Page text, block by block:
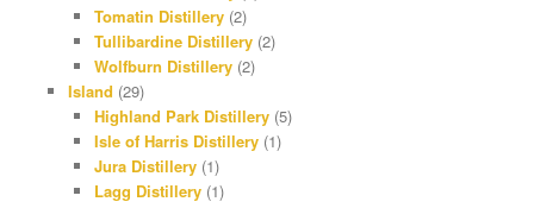
Tomatin Distillery (2)
Tullibardine Distillery (2)
Wolfburn Distillery (2)
Island (29)
Highland Park Distillery (5)
Isle of Harris Distillery (1)
Jura Distillery (1)
Lagg Distillery (1)